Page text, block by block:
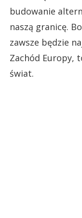
budowanie
naszą granicę.
zawsze będzie
Zachód Europy,
świat.